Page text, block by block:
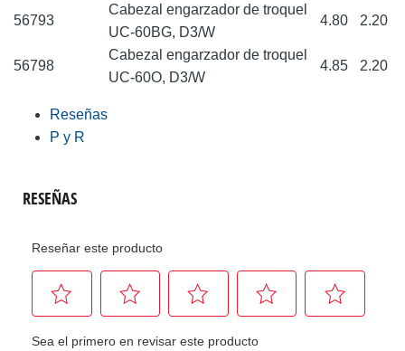
56793
Cabezal engarzador de troquel
UC-60BG, D3/W
4.80 2.20
56798
Cabezal engarzador de troquel
UC-60O, D3/W
4.85 2.20
Reseñas
P y R